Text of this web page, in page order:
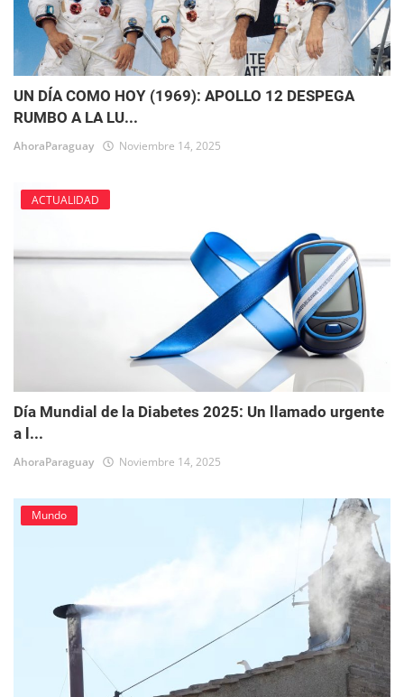
UN DÍA COMO HOY (1969): APOLLO 12 DESPEGA
RUMBO A LA LU...
AhoraParaguay Noviembre 14, 2025
ACTUALIDAD
Día Mundial de la Diabetes 2025: Un llamado urgente
a l...
AhoraParaguay Noviembre 14, 2025
Mundo